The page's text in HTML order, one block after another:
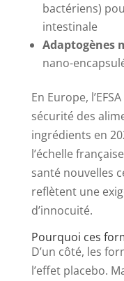
bactériens)
intestinale
Adaptogènes
nano-
En Europe,
sécurité des
ingrédients en
l’échelle
santé nouvelles
reflètent une
d’innocuité.
Pourquoi ces
D’un côté, les
l’effet placebo.